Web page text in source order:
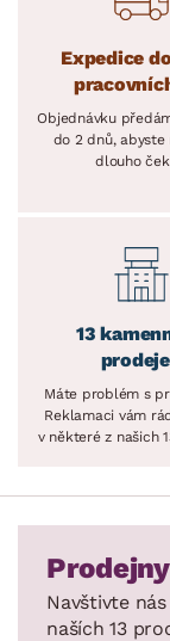
Expedice
Objednávku
do 2 dnů, abyste
dlouho
13
Máte problém s
Reklamaci vám
v některé z našich
Prodejny
Navštivte
naších 13